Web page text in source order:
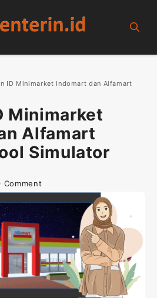
ID Minimarket Indomart dan Alfamart
Minimarket
Alfamart
Simulator
Comment